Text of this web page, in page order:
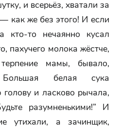
и всерьёз, хватали за
как же без этого! И если
кто-то нечаянно кусал
пахучего молока жёстче,
мамы, бывало,
белая сука
и ласково рычала,
разумненькими!” И
утихали, а зачинщик,